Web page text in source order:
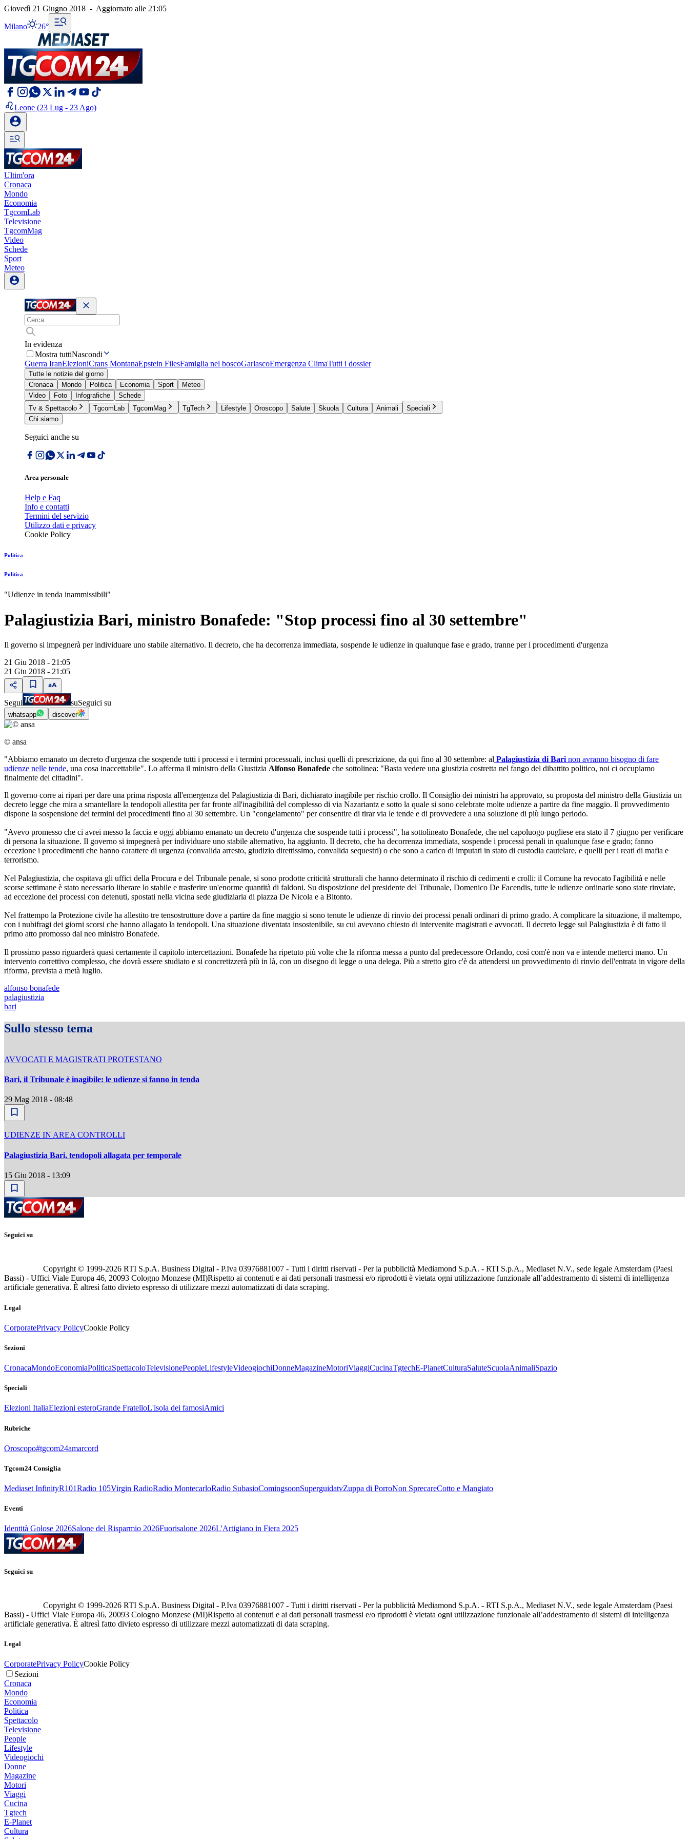
Giovedì 21 Giugno 2018 - Aggiornato alle 21:05
Milano 26°
Leone (23 Lug - 23 Ago)
Ultim'ora
Cronaca
Mondo
Economia
TgcomLab
Televisione
TgcomMag
Video
Schede
Sport
Meteo
In evidenza
Mostra tuttiNascondi
Guerra IranElezioniCrans MontanaEpstein FilesFamiglia nel boscoGarlascoEmergenza ClimaTutti i dossier
Tutte le notizie del giorno
Cronaca
Mondo Politica Economia Sport
Meteo
Video
Foto Infografiche
Schede
Tv & Spettacolo
TgcomLab TgcomMag TgTech Lifestyle Oroscopo Salute Skuola Cultura Animali
Speciali
Chi siamo
Seguici anche su
Area personale
Help e Faq
Info e contatti
Termini del servizio
Utilizzo dati e privacy
Cookie Policy
Politica
Politica
"Udienze in tenda inammissibili"
Palagiustizia Bari, ministro Bonafede: "Stop processi fino al 30 settembre"
Il governo si impegnerà per individuare uno stabile alternativo. Il decreto, che ha decorrenza immediata, sospende le udienze in qualunque fase e grado, tranne per i procedimenti d'urgenza
21 Giu 2018 - 21:05
21 Giu 2018 - 21:05
Segui suSeguici su
whatsapp discover
© ansa
"Abbiamo emanato un decreto d'urgenza che sospende tutti i processi e i termini processuali, inclusi quelli di prescrizione, da qui fino al 30 settembre: al Palagiustizia di Bari non avranno bisogno di fare
udienze nelle tende, una cosa inaccettabile". Lo afferma il ministro della Giustizia Alfonso Bonafede che sottolinea: "Basta vedere una giustizia costretta nel fango del dibattito politico, noi ci occupiamo
finalmente dei cittadini".
Il governo corre ai ripari per dare una prima risposta all'emergenza del Palagiustizia di Bari, dichiarato inagibile per rischio crollo. Il Consiglio dei ministri ha approvato, su proposta del ministro della Giustizia un
decreto legge che mira a smantellare la tendopoli allestita per far fronte all'inagibilità del complesso di via Nazariantz e sotto la quale si sono celebrate molte udienze a partire da fine maggio. Il provvedimento
dispone la sospensione dei termini dei procedimenti fino al 30 settembre. Un "congelamento" per consentire di tirar via le tende e di provvedere a una soluzione di più lungo periodo.
"Avevo promesso che ci avrei messo la faccia e oggi abbiamo emanato un decreto d'urgenza che sospende tutti i processi", ha sottolineato Bonafede, che nel capoluogo pugliese era stato il 7 giugno per verificare
di persona la situazione. Il governo si impegnerà per individuare uno stabile alternativo, ha aggiunto. Il decreto, che ha decorrenza immediata, sospende i processi penali in qualunque fase e grado; fanno
eccezione i procedimenti che hanno carattere di urgenza (convalida arresto, giudizio direttissimo, convalida sequestri) o che sono a carico di imputati in stato di custodia cautelare, e quelli per i reati di mafia e
terrorismo.
Nel Palagiustizia, che ospitava gli uffici della Procura e del Tribunale penale, si sono prodotte criticità strutturali che hanno determinato il rischio di cedimenti e crolli: il Comune ha revocato l'agibilità e nelle
scorse settimane è stato necessario liberare lo stabile e trasferire un'enorme quantità di faldoni. Su disposizione del presidente del Tribunale, Domenico De Facendis, tutte le udienze ordinarie sono state rinviate,
ad eccezione dei processi con detenuti, spostati nella vicina sede giudiziaria di piazza De Nicola e a Bitonto.
Nel frattempo la Protezione civile ha allestito tre tensostrutture dove a partire da fine maggio si sono tenute le udienze di rinvio dei processi penali ordinari di primo grado. A complicare la situazione, il maltempo,
con i nubifragi dei giorni scorsi che hanno allagato la tendopoli. Una situazione diventata insostenibile, su cui avevano chiesto di intervenite magistrati e avvocati. Il decreto legge sul Palagiustizia è di fatto il
primo atto promosso dal neo ministro Bonafede.
Il prossimo passo riguarderà quasi certamente il capitolo intercettazioni. Bonafede ha ripetuto più volte che la riforma messa a punto dal predecessore Orlando, così com'è non va e intende metterci mano. Un
intervento correttivo complesso, che dovrà essere studiato e si concretizzerà più in là, con un disegno di legge o una delega. Più a stretto giro c'è da attendersi un provvedimento di rinvio dell'entrata in vigore della
riforma, prevista a metà luglio.
alfonso bonafede
palagiustizia
bari
Sullo stesso tema
AVVOCATI E MAGISTRATI PROTESTANO
Bari, il Tribunale è inagibile: le udienze si fanno in tenda
29 Mag 2018 - 08:48
UDIENZE IN AREA CONTROLLI
Palagiustizia Bari, tendopoli allagata per temporale
15 Giu 2018 - 13:09
Seguici su
Copyright © 1999-2026 RTI S.p.A. Business Digital - P.Iva 03976881007 - Tutti i diritti riservati - Per la pubblicità Mediamond S.p.A. - RTI S.p.A., Mediaset N.V., sede legale Amsterdam (Paesi
Bassi) - Uffici Viale Europa 46, 20093 Cologno Monzese (MI)Rispetto ai contenuti e ai dati personali trasmessi e/o riprodotti è vietata ogni utilizzazione funzionale all’addestramento di sistemi di intelligenza
artificiale generativa. È altresì fatto divieto espresso di utilizzare mezzi automatizzati di data scraping.
Legal
CorporatePrivacy PolicyCookie Policy
Sezioni
CronacaMondoEconomiaPoliticaSpettacoloTelevisionePeopleLifestyleVideogiochiDonneMagazineMotoriViaggiCucinaTgtechE-PlanetCulturaSaluteScuolaAnimaliSpazio
Speciali
Elezioni ItaliaElezioni esteroGrande FratelloL'isola dei famosiAmici
Rubriche
Oroscopo#tgcom24amarcord
Tgcom24 Consiglia
Mediaset InfinityR101Radio 105Virgin RadioRadio MontecarloRadio SubasioComingsoonSuperguidatvZuppa di PorroNon SprecareCotto e Mangiato
Eventi
Identità Golose 2026Salone del Risparmio 2026Fuorisalone 2026L'Artigiano in Fiera 2025
Seguici su
Copyright © 1999-2026 RTI S.p.A. Business Digital - P.Iva 03976881007 - Tutti i diritti riservati - Per la pubblicità Mediamond S.p.A. - RTI S.p.A., Mediaset N.V., sede legale Amsterdam (Paesi
Bassi) - Uffici Viale Europa 46, 20093 Cologno Monzese (MI)Rispetto ai contenuti e ai dati personali trasmessi e/o riprodotti è vietata ogni utilizzazione funzionale all’addestramento di sistemi di intelligenza
artificiale generativa. È altresì fatto divieto espresso di utilizzare mezzi automatizzati di data scraping.
Legal
CorporatePrivacy PolicyCookie Policy
Sezioni
Cronaca
Mondo
Economia
Politica
Spettacolo
Televisione
People
Lifestyle
Videogiochi
Donne
Magazine
Motori
Viaggi
Cucina
Tgtech
E-Planet
Cultura